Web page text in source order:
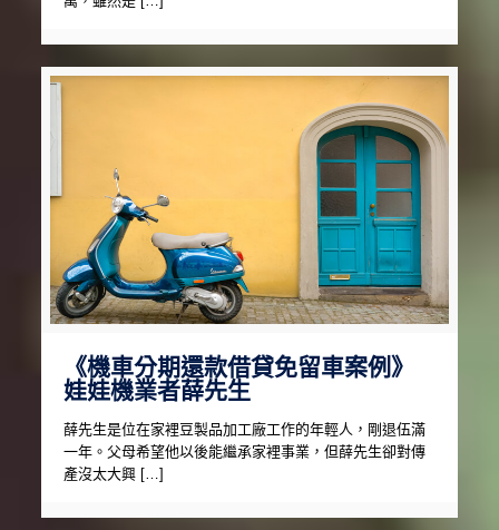
《機車分期還款借貸免留車案例》
娃娃機業者薛先生
薛先生是位在家裡豆製品加工廠工作的年輕人，剛退伍滿
一年。父母希望他以後能繼承家裡事業，但薛先生卻對傳
產沒太大興 […]